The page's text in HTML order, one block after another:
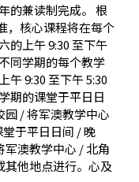
的兼读制完成。 根
，核心课程将在每个
的上午 9:30 至下午
同学期的每个教学
午 9:30 至下午 5:30
期的课堂于平日日
园 / 将军澳教学中心
于平日日间 / 晚
军澳教学中心 / 北角
其他地点进行。心及